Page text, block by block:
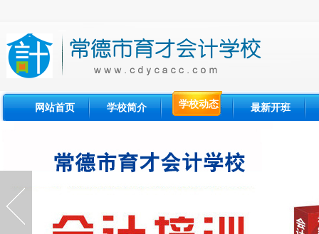
网站首页 学校简介 学校动态 最新开班